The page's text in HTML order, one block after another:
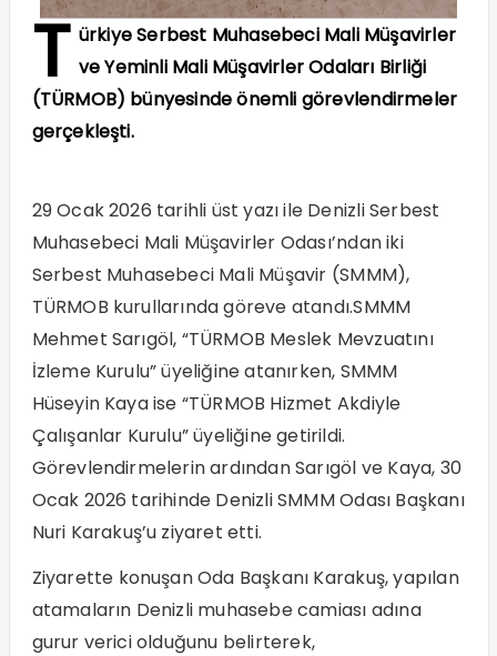
T ürkiye Serbest Muhasebeci Mali Müşavirler
ve Yeminli Mali Müşavirler Odaları Birliği
(TÜRMOB) bünyesinde önemli görevlendirmeler
gerçekleşti.
29 Ocak 2026 tarihli üst yazı ile Denizli Serbest
Muhasebeci Mali Müşavirler Odası’ndan iki
Serbest Muhasebeci Mali Müşavir (SMMM),
TÜRMOB kurullarında göreve atandı.SMMM
Mehmet Sarıgöl, “TÜRMOB Meslek Mevzuatını
İzleme Kurulu” üyeliğine atanırken, SMMM
Hüseyin Kaya ise “TÜRMOB Hizmet Akdiyle
Çalışanlar Kurulu” üyeliğine getirildi.
Görevlendirmelerin ardından Sarıgöl ve Kaya, 30
Ocak 2026 tarihinde Denizli SMMM Odası Başkanı
Nuri Karakuş’u ziyaret etti.
Ziyarette konuşan Oda Başkanı Karakuş, yapılan
atamaların Denizli muhasebe camiası adına
gurur verici olduğunu belirterek,